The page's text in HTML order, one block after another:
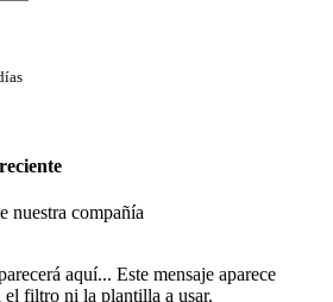
nuestra compañía
aquí... Este mensaje aparece
filtro ni la plantilla a usar.